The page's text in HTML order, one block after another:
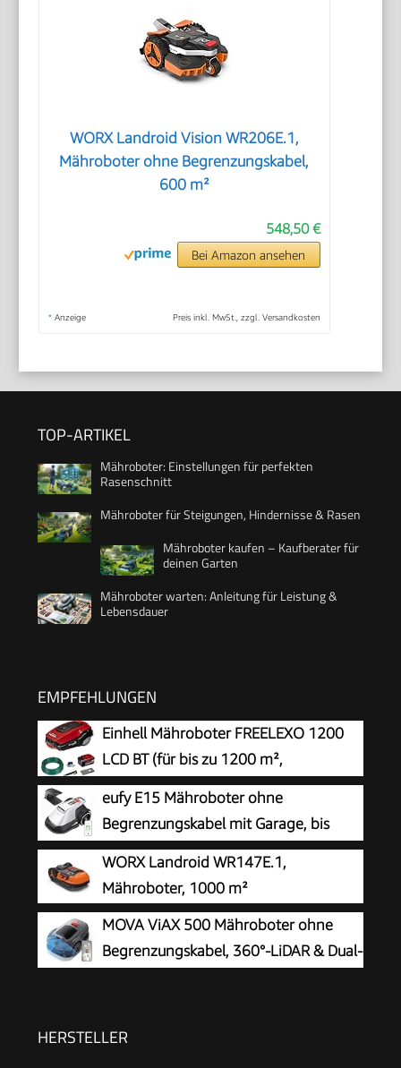
WORX Landroid Vision WR206E.1,
Mähroboter ohne Begrenzungskabel,
600 m²
548,50 €
Bei Amazon ansehen
* Anzeige Preis inkl. MwSt., zzgl. Versandkosten
TOP-ARTIKEL
Mähroboter: Einstellungen für perfekten
Rasenschnitt
Mähroboter für Steigungen, Hindernisse & Rasen
Mähroboter kaufen – Kaufberater für
deinen Garten
Mähroboter warten: Anleitung für Leistung &
Lebensdauer
EMPFEHLUNGEN
Einhell Mähroboter FREELEXO 1200
LCD BT (für bis zu 1200 m²,
Multizonen-Mäher, Bluetooth App-
Steuerung, für Steigungen bis 35%, inkl. PXC-
Akku und Installationszubehör)
eufy E15 Mähroboter ohne
Begrenzungskabel mit Garage, bis
800m²
WORX Landroid WR147E.1,
Mähroboter, 1000 m²
MOVA ViAX 500 Mähroboter ohne
Begrenzungskabel, 360°-LiDAR & Dual-
HERSTELLER